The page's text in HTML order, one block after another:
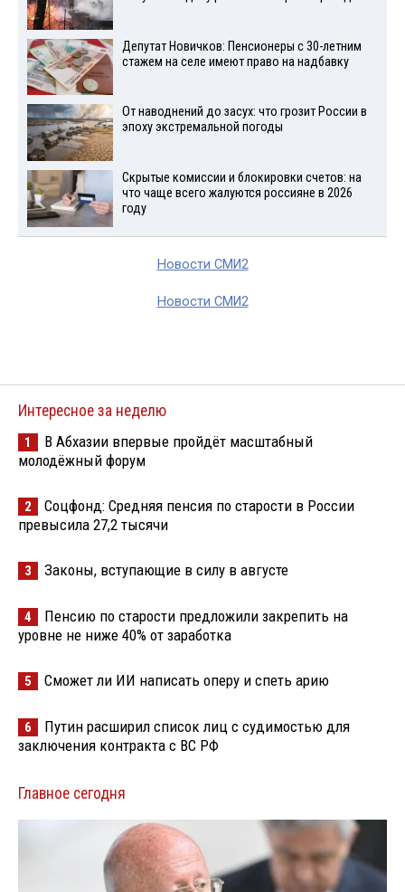
Депутат Новичков: Пенсионеры с 30-летним
стажем на селе имеют право на надбавку
От наводнений до засух: что грозит России в
эпоху экстремальной погоды
Скрытые комиссии и блокировки счетов: на
что чаще всего жалуются россияне в 2026
году
Новости СМИ2
Новости СМИ2
Интересное за неделю
1
В Абхазии впервые пройдёт масштабный
молодёжный форум
2
Соцфонд: Средняя пенсия по старости в России
превысила 27,2 тысячи
3 Законы, вступающие в силу в августе
4
Пенсию по старости предложили закрепить на
уровне не ниже 40% от заработка
5 Сможет ли ИИ написать оперу и спеть арию
6
Путин расширил список лиц с судимостью для
заключения контракта с ВС РФ
Главное сегодня